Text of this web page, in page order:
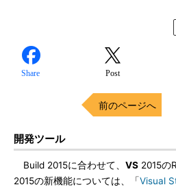
Share Post
前のページへ
開発ツール
Build 2015に合わせて、 VS 2015の
2015の新機能については、「Visual